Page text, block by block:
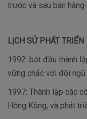
trước và sau bán hàng
LỊCH SỬ PHÁT TRIỂN
1992: bắt đầu thành
vững chắc với đội
1997: Thành lập các
Hồng Kông, và phát